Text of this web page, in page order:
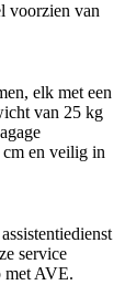
voorzien van
elk met een
van 25 kg
cm en veilig in
service
met AVE.